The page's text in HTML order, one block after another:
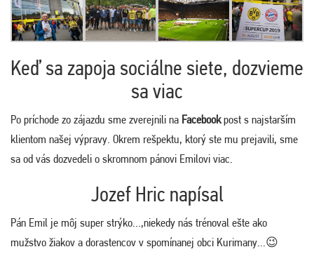
Keď sa zapoja sociálne siete, dozvieme
sa viac
Po príchode zo zájazdu sme zverejnili na Facebookpost s najstarším
klientom našej výpravy. Okrem rešpektu, ktorý ste mu prejavili, sme
sa od vás dozvedeli o skromnom pánovi Emilovi viac.
Jozef Hric napísal
Pán Emil je môj super strýko...,niekedy nás trénoval ešte ako
mužstvo žiakov a dorastencov v spomínanej obci Kurimany...😉